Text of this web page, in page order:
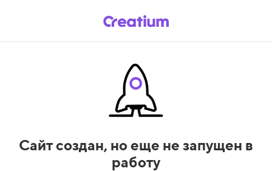
Сайт создан, но еще не запущен в
работу